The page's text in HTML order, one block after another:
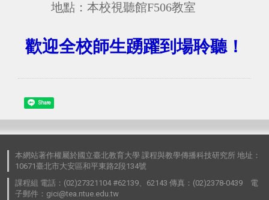
地點： 本校視聽館F506教室
歡迎全校師生踴躍到場聆聽！
Share
本網站著作權屬於國立臺北教育大學 課程與教學傳播科技研究所 地址：
10671臺北市大安區和平東路2段134號
課程組 電話：(02)27321104 #62139、62143 傳真：(02)2378-0439 電
子郵件：gici@tea.ntue.edu.tw